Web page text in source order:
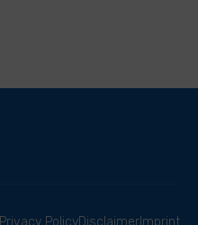
Privacy PolicyDisclaimer Imprint